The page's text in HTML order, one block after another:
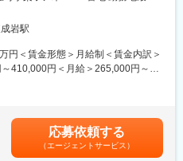
業とメリハリのついた働き方が可能
時間となっております。
務
でマイクロセルポリマーシート
式会社イノアックスリムフレック
の工程管理サポート
対応
煙対策：屋内全面禁煙変更の範
岩駅
円＜賃金形態＞月給制＜賃金内訳＞
410,000円＜月給＞265,000円～
考の評価を通じて個別試算します※
表記です賃金はあくまでも目安の金
する可能性があります。月給(月額)は
応募依頼する
（エージェントサービス）